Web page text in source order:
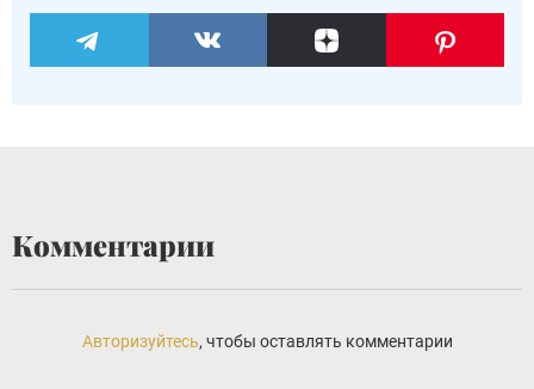
Комментарии
Авторизуйтесь, чтобы оставлять комментарии